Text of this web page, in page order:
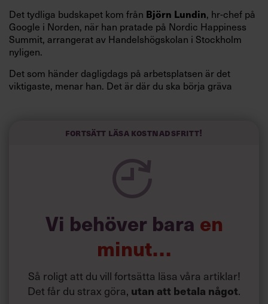
Det tydliga budskapet kom från Björn Lundin, hr-chef på
Google i Norden, när han pratade på Nordic Happiness
Summit, arrangerat av Handelshögskolan i Stockholm
nyligen.
Det som händer dagligdags på arbetsplatsen är det
viktigaste, menar han. Det är där du ska börja gräva
och höjt arbetsglädjen på Google:
Fortsätt läsa kostnadsfritt!
Vi behöver bara en
minut…
Så roligt att du vill fortsätta läsa våra artiklar!
Det får du strax göra, utan att betala något.